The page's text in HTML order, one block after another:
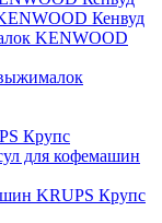
Кенвуд
KENWOOD
Крупс
для кофемашин
KRUPS Крупс